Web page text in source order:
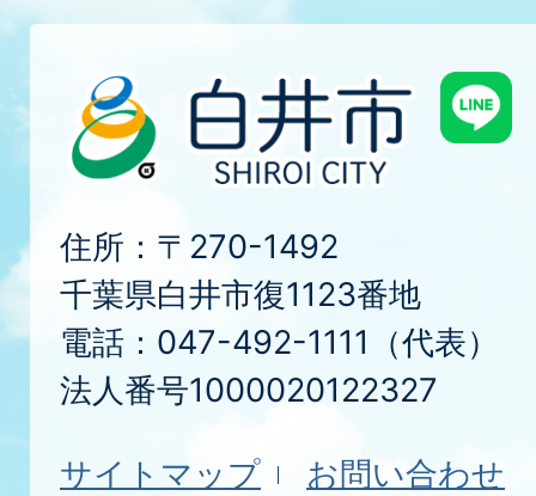
住所：〒270-1492
千葉県白井市復1123番地
電話：047-492-1111（代表）
法人番号1000020122327
サイトマップ
お問い合わせ